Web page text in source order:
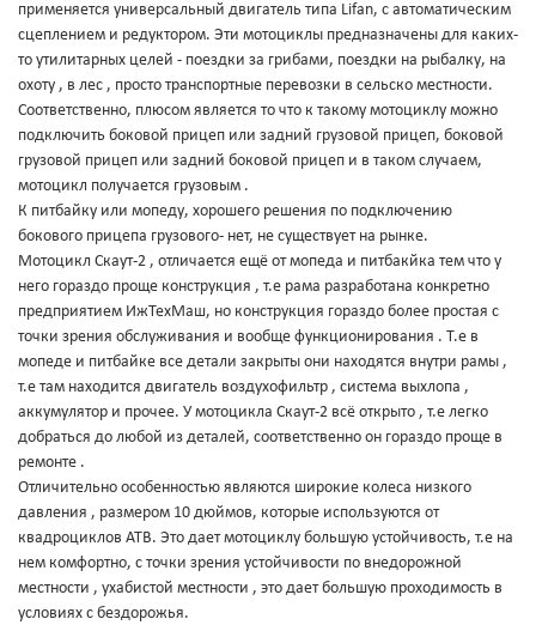
применяется универсальный двигатель типа Lifan, с автоматическим
сцеплением и редуктором. Эти мотоциклы предназначены для каких-
то утилитарных целей - поездки за грибами, поездки на рыбалку, на
охоту , в лес , просто транспортные перевозки в сельско местности.
Соответственно, плюсом является то что к такому мотоциклу можно
подключить боковой прицеп или задний грузовой прицеп, боковой
грузовой прицеп или задний боковой прицеп и в таком случаем,
мотоцикл получается грузовым .
К питбайку или мопеду, хорошего решения по подключению
бокового прицепа грузового- нет, не существует на рынке.
Мотоцикл Скаут-2 , отличается ещё от мопеда и питбакйка тем что у
него гораздо проще конструкция , т.е рама разработана конкретно
предприятием ИжТехМаш, но конструкция гораздо более простая с
точки зрения обслуживания и вообще функционирования . Т.е в
мопеде и питбайке все детали закрыты они находятся внутри рамы ,
т.е там находится двигатель воздухофильтр , система выхлопа ,
аккумулятор и прочее. У мотоцикла Скаут-2 всё открыто , т.е легко
добраться до любой из деталей, соответственно он гораздо проще в
ремонте .
Отличительно особенностью являются широкие колеса низкого
давления , размером 10 дюймов, которые используются от
квадроциклов АТВ. Это дает мотоциклу большую устойчивость, т.е на
нем комфортно, с точки зрения устойчивости по внедорожной
местности , ухабистой местности , это дает большую проходимость в
условиях с бездорожья.